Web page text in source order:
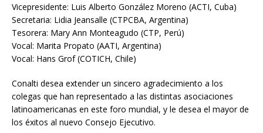
Vicepresidente: Luis Alberto González Moreno (ACTI, Cuba)
Secretaria: Lidia Jeansalle (CTPCBA, Argentina)
Tesorera: Mary Ann Monteagudo (CTP, Perú)
Vocal: Marita Propato (AATI, Argentina)
Vocal: Hans Grof (COTICH, Chile)
Conalti desea extender un sincero agradecimiento a los
colegas que han representado a las distintas asociaciones
latinoamericanas en este foro mundial, y le desea el mayor de
los éxitos al nuevo Consejo Ejecutivo.